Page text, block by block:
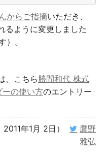
からご指摘いただき、
るように変更しました
）。
、こちら勝間和代 株式
の使い方のエントリー
年1月 2日）
鷹野
雅弘